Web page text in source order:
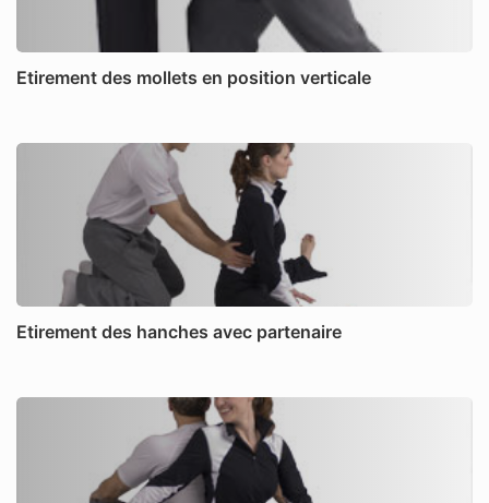
Etirement des mollets en position verticale
Etirement des hanches avec partenaire